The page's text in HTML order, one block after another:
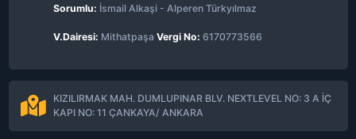
Sorumlu: İsmail Alkaşi - Alperen Türkyılmaz
V.Dairesi: Mithatpaşa Vergi No: 6170773566
KIZILIRMAK MAH. DUMLUPINAR BLV. NEXTLEVEL NO: 3 A İÇ
KAPI NO: 11 ÇANKAYA/ ANKARA